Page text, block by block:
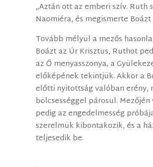
„Aztán ott az emberi szív. Ruth
Naomiéra, és megismerte
Tovább mélyül a mezős
Boázt az Úr Krisztus, Ruthot
az Ő menyasszonya, a
előképének tekintjük. Akkor a
előtti nyitottság valóban erény,
bölcsességgel párosul.
pedig az engedelmesség
szerelmük kibontakozik, és a
teljesedik be.